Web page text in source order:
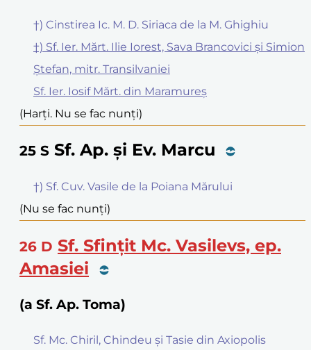
†) Cinstirea Ic. M. D. Siriaca de la M. Ghighiu
†) Sf. Ier. Mărt. Ilie Iorest, Sava Brancovici și Simion
Ștefan, mitr. Transilvaniei
Sf. Ier. Iosif Mărt. din Maramureș
(Harți. Nu se fac nunți)
25 S Sf. Ap. și Ev. Marcu
†) Sf. Cuv. Vasile de la Poiana Mărului
(Nu se fac nunți)
26 D Sf. Sfințit Mc. Vasilevs, ep.
Amasiei
(a Sf. Ap. Toma)
Sf. Mc. Chiril, Chindeu și Tasie din Axiopolis